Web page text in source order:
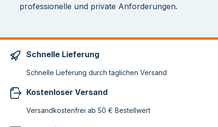
professionelle und private Anforderungen.
Schnelle Lieferung
Schnelle Lieferung durch täglichen Versand
Kostenloser Versand
Versandkostenfrei ab 50 € Bestellwert